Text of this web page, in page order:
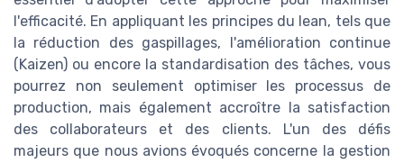
l'efficacité. En appliquant les principes du lean, tels que
la réduction des gaspillages, l'amélioration continue
(Kaizen) ou encore la standardisation des tâches, vous
pourrez non seulement optimiser les processus de
production, mais également accroître la satisfaction
des collaborateurs et des clients. L'un des défis
majeurs que nous avions évoqués concerne la gestion